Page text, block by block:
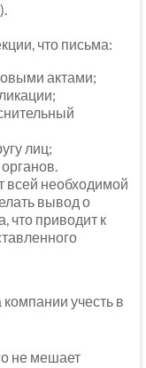
что письма:
актами;
лиц;
всей необходимой
вывод о
что приводит к
учесть в
не мешает